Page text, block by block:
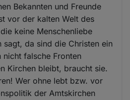
Bekannten und Freunde
vor der kalten Welt des
keine Menschenliebe
sagt, da sind die Christen ein
falsche Fronten
Kirchen bleibt, braucht sie.
Wer ohne lebt bzw. vor
der Amtskirchen